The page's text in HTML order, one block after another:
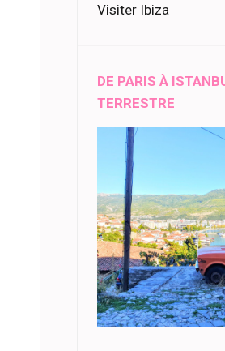
Visiter Ibiza
DE PARIS À
TERRESTRE